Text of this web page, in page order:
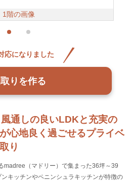
通しの良いLDKと充実の
心地良く過ごせるプライベ
り
madree（マドリー）で集まった36坪～39
キッチンやペニンシュラキッチンが特徴の
1階の画像
応になりました
りを作る